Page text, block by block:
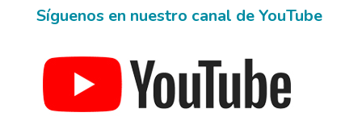
Síguenos en nuestro canal deYouTube